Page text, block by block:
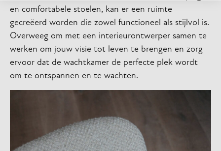
en comfortabele stoelen, kan er een ruimte
gecreëerd worden die zowel functioneel als stijlvol is.
Overweeg om met een interieurontwerper samen te
werken om jouw visie tot leven te brengen en zorg
ervoor dat de wachtkamer de perfecte plek wordt
om te ontspannen en te wachten.